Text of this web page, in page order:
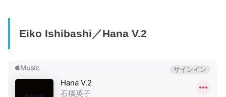
Eiko Ishibashi／Hana V.2